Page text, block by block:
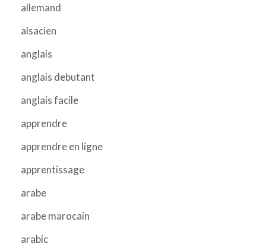
allemand
alsacien
anglais
anglais debutant
anglais facile
apprendre
apprendre en ligne
apprentissage
arabe
arabe marocain
arabic